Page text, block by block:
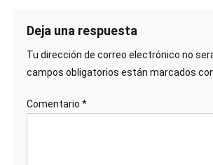
Deja una respuesta
Tu dirección de correo electrónico no
campos obligatorios están marcados
Comentario *